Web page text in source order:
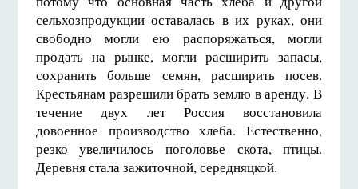
сельхозпродукции оставалась в их руках, они
свободно могли ею распоряжаться, могли
продать на рынке, могли расширить запасы,
сохранить больше семян, расширить посев.
Крестьянам разрешили брать землю в аренду. В
течение двух лет Россия восстановила
довоенное производство хлеба. Естественно,
резко увеличилось поголовье скота, птицы.
Деревня стала зажиточной, середняцкой.